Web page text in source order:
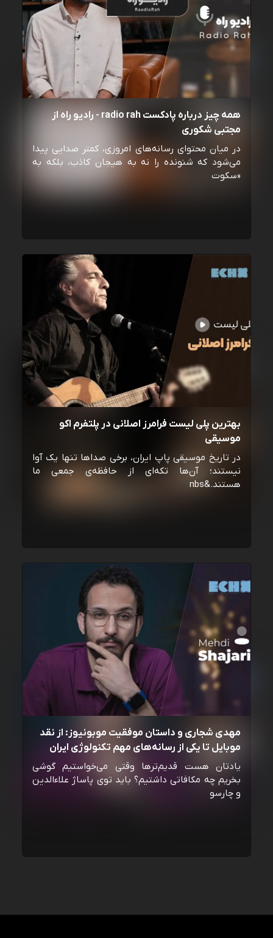
همه چیز درباره پادکست radio rah - رادیو راه از
مجتبی شکوری
در میان محتوای رسانه‌های امروزی، کمتر صدایی پیدا
می‌شود که شنونده را نه به هیجان کاذب، بلکه به
«سکوت
بهترین پلی لیست فرامرز اصلانی در پلتفرم اکو
موسیقی
در تاریخ موسیقی پاپ ایران، برخی صداها تنها یک آوا
نیستند؛ آن‌ها تکه‌ای از حافظه‌ی جمعی ما
هستند.&nbs
مهدی شجاری و داستان موفقیت موبونیوز: از نقد
موبایل تا یکی از رسانه‌‌های مهم تکنولوژی ایران
یادتان هست قدیم‌ترها وقتی می‌خواستیم گوشی
بخریم چه مکافاتی داشتیم؟ باید توی پاساژ علاءالدین
و چارسو